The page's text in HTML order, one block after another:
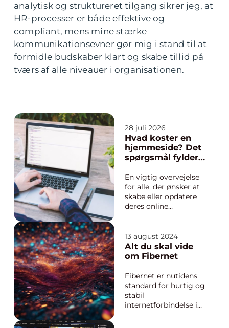
analytisk og struktureret tilgang sikrer jeg, at
HR-processer er både effektive og
compliant, mens mine stærke
kommunikationsevner gør mig i stand til at
formidle budskaber klart og skabe tillid på
tværs af alle niveauer i organisationen.
28 juli 2026
Hvad koster en
hjemmeside? Det
spørgsmål fylder
En vigtig overvejelse
for alle, der ønsker at
skabe eller opdatere
deres online
koster en
hjemmeside? Dette
spørgsmål dukker
nystartede
virksomheder o...
13 august 2024
Alt du skal vide
om Fibernet
Fibernet er nutidens
standard for hurtig og
stabil
internetforbindelse i